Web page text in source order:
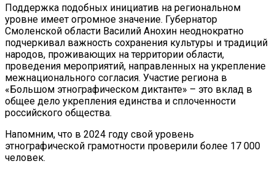
Поддержка подобных инициатив на региональном
уровне имеет огромное значение. Губернатор
Смоленской области Василий Анохин неоднократно
подчеркивал важность сохранения культуры и традиций
народов, проживающих на территории области,
проведения мероприятий, направленных на укрепление
межнационального согласия. Участие региона в
«Большом этнографическом диктанте» – это вклад в
общее дело укрепления единства и сплоченности
российского общества.
Напомним, что в 2024 году свой уровень
этнографической грамотности проверили более 17 000
человек.